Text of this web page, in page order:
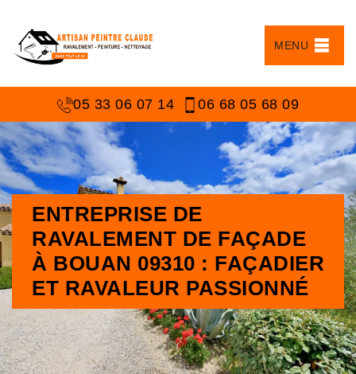
MENU
05 33 06 07 14 06 68 05 68 09
ENTREPRISE DE
RAVALEMENT DE FAÇADE
À BOUAN 09310 : FAÇADIER
ET RAVALEUR PASSIONNÉ